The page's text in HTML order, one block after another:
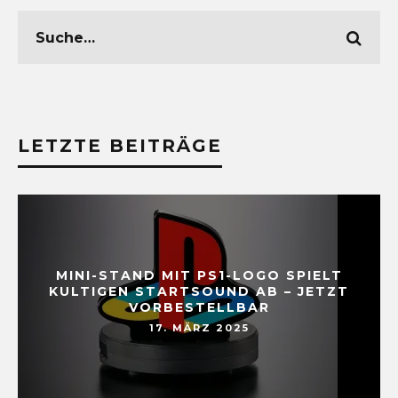
LETZTE BEITRÄGE
MINI-STAND MIT PS1-LOGO SPIELT
KULTIGEN STARTSOUND AB – JETZT
VORBESTELLBAR
17. MÄRZ 2025